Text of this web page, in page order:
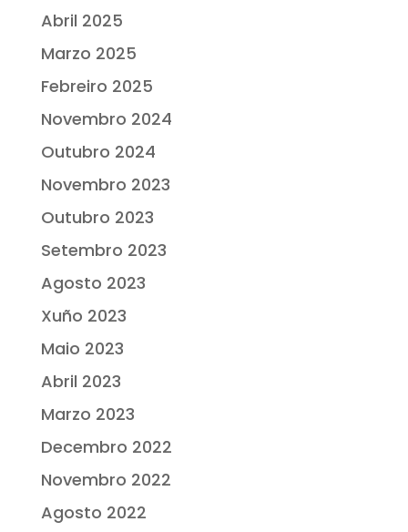
Abril 2025
Marzo 2025
Febreiro 2025
Novembro 2024
Outubro 2024
Novembro 2023
Outubro 2023
Setembro 2023
Agosto 2023
Xuño 2023
Maio 2023
Abril 2023
Marzo 2023
Decembro 2022
Novembro 2022
Agosto 2022